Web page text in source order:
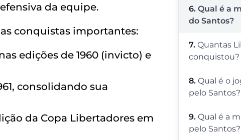
6. Qual é a
do Santos?
7. Quantas
conquistou?
8. Qual é o
pelo Santos?
9. Qual é a
pelo Santos?
da equipe.
conquistas importantes:
edições de 1960 (invicto) e
consolidando sua
da Copa Libertadores em